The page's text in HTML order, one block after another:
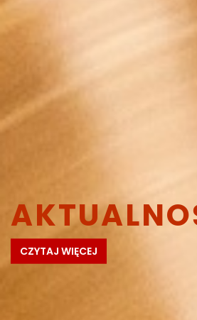
CZYTAJ WIĘCEJ